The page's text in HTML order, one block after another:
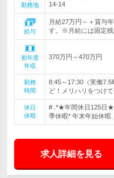
勤務地
14-14
給与
月給27万円～＋賞与
す。※月給には固定残
初年度
年収
370万円～470万円
勤務
時間
8:45～17:30（実働
ど！メリハリをつけ
休日
休暇
# .*★年間休日125日
季休暇* 年末年始休暇…
求人詳細を見る